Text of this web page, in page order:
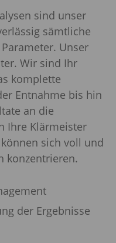
sind unser
sämtliche
Unser
Wir sind Ihr
komplette
Entnahme bis hin
an die
Ihre Klärmeister
sich voll und
konzentrieren.
der Ergebnisse